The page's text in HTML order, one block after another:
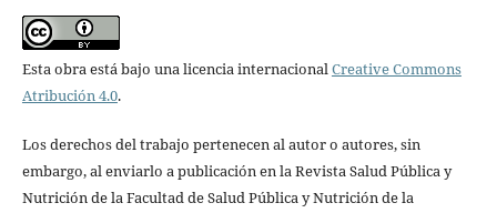
Esta obra está bajo una licencia internacionalCreative Commons
Atribución 4.0.
Los derechos del trabajo pertenecen al autor o autores, sin
embargo, al enviarlo a publicación en la Revista Salud Pública y
Nutrición de la Facultad de Salud Pública y Nutrición de la